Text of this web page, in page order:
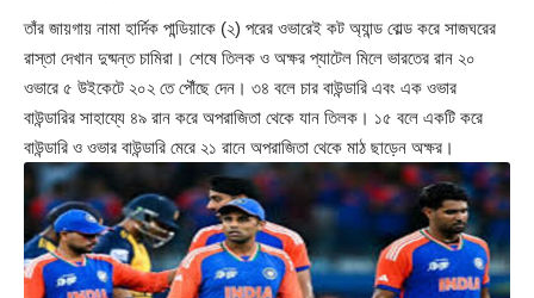
তাঁর জায়গায় নামা হার্দিক পান্ডিয়াকে (২) পরের ওভারেই কট অ্যান্ড বোল্ড করে সাজঘরের
রাস্তা দেখান দুষ্মন্ত চামিরা। শেষে তিলক ও অক্ষর প্যাটেল মিলে ভারতের রান ২০
ওভারে ৫ উইকেটে ২০২ তে পৌঁছে দেন। ৩৪ বলে চার বাউন্ডারি এবং এক ওভার
বাউন্ডারির সাহায্যে ৪৯ রান করে অপরাজিতা থেকে যান তিলক। ১৫ বলে একটি করে
বাউন্ডারি ও ওভার বাউন্ডারি মেরে ২১ রানে অপরাজিতা থেকে মাঠ ছাড়েন অক্ষর।